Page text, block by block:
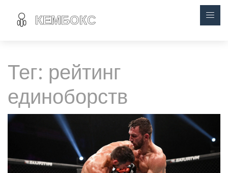
Тег: рейтинг
единоборств